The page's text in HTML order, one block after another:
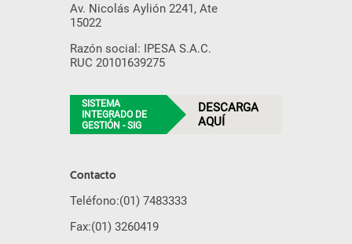
Av. Nicolás Aylión 2241, Ate
15022
Razón social: IPESA S.A.C.
RUC 20101639275
SISTEMA
INTEGRADO DE
GESTIÓN - SIG
DESCARGA
AQUÍ
Contacto
Teléfono:(01) 7483333
Fax:(01) 3260419